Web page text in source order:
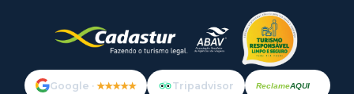
Google · ★★★★★ Tripadvisor ReclameAQUI